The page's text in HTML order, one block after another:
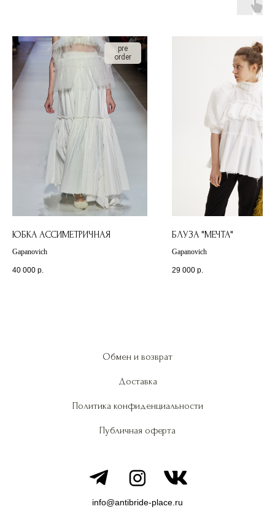
pre
order
ЮБКА АССИМЕТРИЧНАЯ
Gapanovich
40 000 р.
БЛУЗА "МЕЧТА"
Gapanovich
29 000 р.
Обмен и возврат
Доставка
Политика конфиденциальности
Публичная оферта
info@antibride-place.ru